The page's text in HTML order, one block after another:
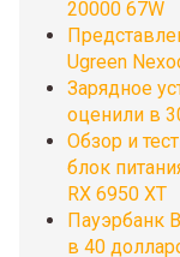
20000 67W
Ugreen
Зарядное
оценили в
Обзор и
блок
RX 6950 XT
Пауэрбанк
в 40